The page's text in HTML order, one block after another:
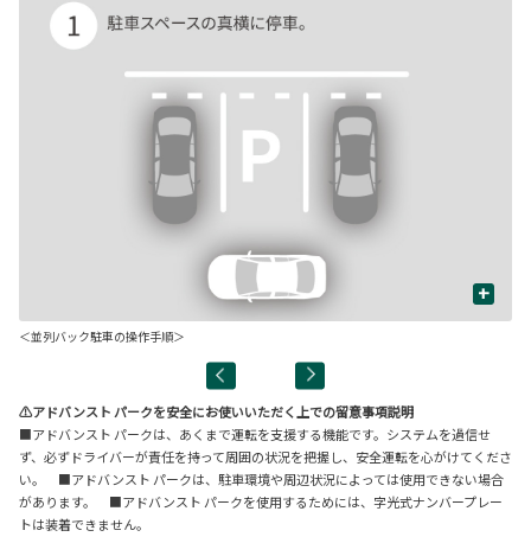
+
＜並列バック駐車の操作手順＞
⚠アドバンスト パークを安全にお使いいただく上での留意事項説明
■アドバンスト パークは、あくまで運転を支援する機能です。システムを過信せ
ず、必ずドライバーが責任を持って周囲の状況を把握し、安全運転を心がけてくださ
い。 ■アドバンスト パークは、駐車環境や周辺状況によっては使用できない場合
があります。 ■アドバンスト パークを使用するためには、字光式ナンバープレー
トは装着できません。